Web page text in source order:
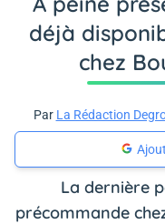
déjà
chez
Par La Rédaction
La dernière
précommande